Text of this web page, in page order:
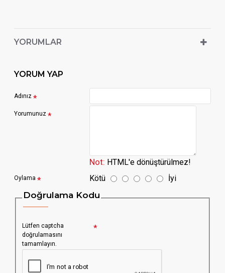
YORUMLAR
YORUM YAP
Adınız
Yorumunuz
Not: HTML'e dönüştürülmez!
Oylama Kötü İyi
Doğrulama Kodu
Lütfen captcha
doğrulamasını
tamamlayın.